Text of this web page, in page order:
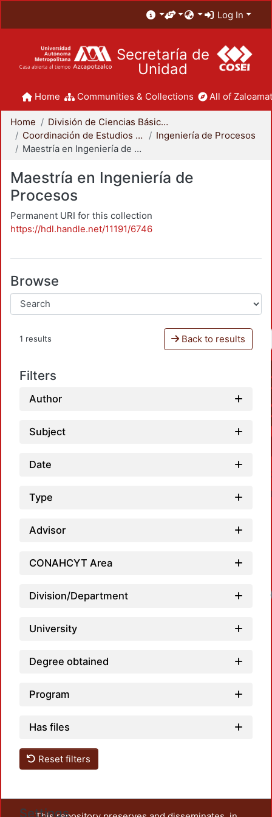
Log In
Secretaría de
Unidad
Home Communities & Collections All of
Home
División de Ciencias Básicas e Ingeniería
Coordinación de Estudios de Posgrado - CBI
Ingeniería de Procesos
Maestría en Ingeniería de Procesos
Maestría en Ingeniería de
Procesos
Permanent URI for this collection
https://hdl.handle.net/11191/6746
Browse
1 results Back to results
Filters
Author
Subject
Date
Type
Advisor
CONAHCYT Area
Division/Department
University
Degree obtained
Program
Has files
Reset filters
Settings